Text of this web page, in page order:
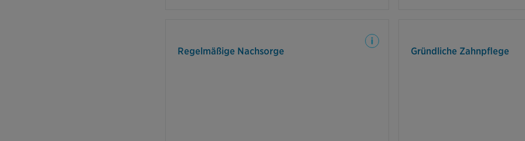
Regelmäßige Nachsorge
Planen Sie die nächste professionelle
Zahnreinigung, um langfristig von den Vorteilen
Gründliche Zahnpflege
Setzen Sie auf eine
indem Sie mind.